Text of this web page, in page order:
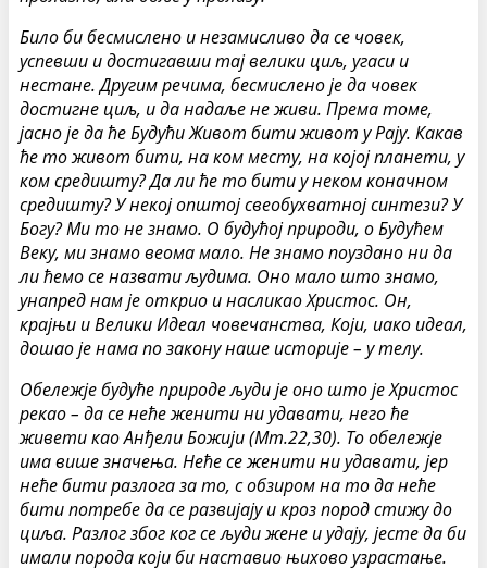
Било би бесмислено и незамисливо да се човек,
успевши и достигавши тај велики циљ, угаси и
нестане. Другим речима, бесмислено је да човек
достигне циљ, и да надаље не живи. Према томе,
јасно је да ће Будући Живот бити живот у Рају. Какав
ће то живот бити, на ком месту, на којој планети, у
ком средишту? Да ли ће то бити у неком коначном
средишту? У некој општој свеобухватној синтези? У
Богу? Ми то не знамо. О будућој природи, о Будућем
Веку, ми знамо веома мало. Не знамо поуздано ни да
ли ћемо се назвати људима. Оно мало што знамо,
унапред нам је открио и насликао Христос. Он,
крајњи и Велики Идеал човечанства, Који, иако идеал,
дошао је нама по закону наше историје – у телу.
Обележје будуће природе људи је оно што је Христос
рекао – да се неће женити ни удавати, него ће
живети као Анђели Божији (Мт.22,30). То обележје
има више значења. Неће се женити ни удавати, јер
неће бити разлога за то, с обзиром на то да неће
бити потребе да се развијају и кроз пород стижу до
циља. Разлог због ког се људи жене и удају, јесте да би
имали порода који би наставио њихово узрастање.